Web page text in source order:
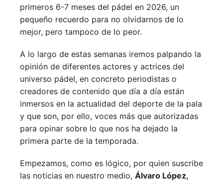
primeros 6-7 meses del pádel en 2026, un
pequeño recuerdo para no olvidarnos de lo
mejor, pero tampoco de lo peor.
A lo largo de estas semanas iremos palpando la
opinión de diferentes actores y actrices del
universo pádel, en concreto periodistas o
creadores de contenido que día a día están
inmersos en la actualidad del deporte de la pala
y que son, por ello, voces más que autorizadas
para opinar sobre lo que nos ha dejado la
primera parte de la temporada.
Empezamos, como es lógico, por quien suscribe
las noticias en nuestro medio, Álvaro López,